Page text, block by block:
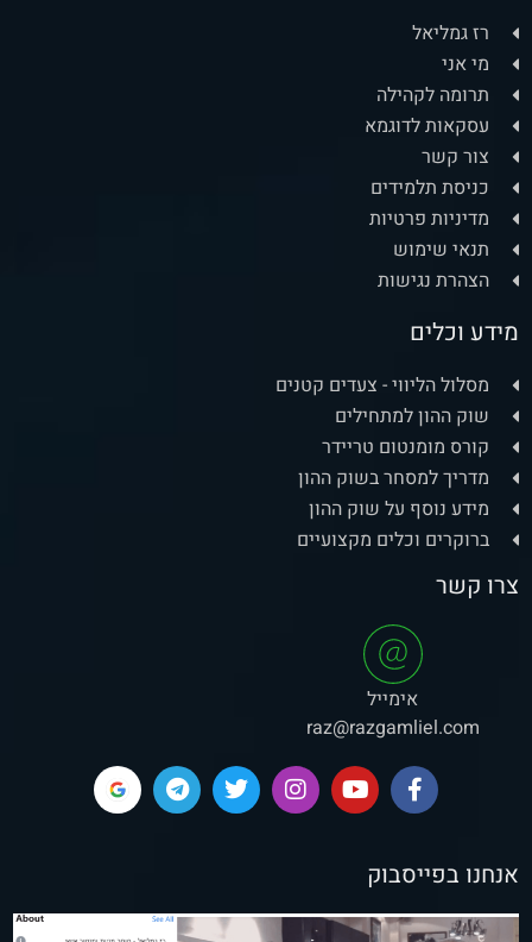
רז גמליאל
מי אני
תרומה לקהילה
עסקאות לדוגמא
צור קשר
כניסת תלמידים
מדיניות פרטיות
תנאי שימוש
הצהרת נגישות
מידע וכלים
מסלול הליווי - צעדים קטנים
שוק ההון למתחילים
קורס מומנטום טריידר
מדריך למסחר בשוק ההון
מידע נוסף על שוק ההון
ברוקרים וכלים מקצועיים
צרו קשר
אימייל
raz@razgamliel.com
אנחנו בפייסבוק